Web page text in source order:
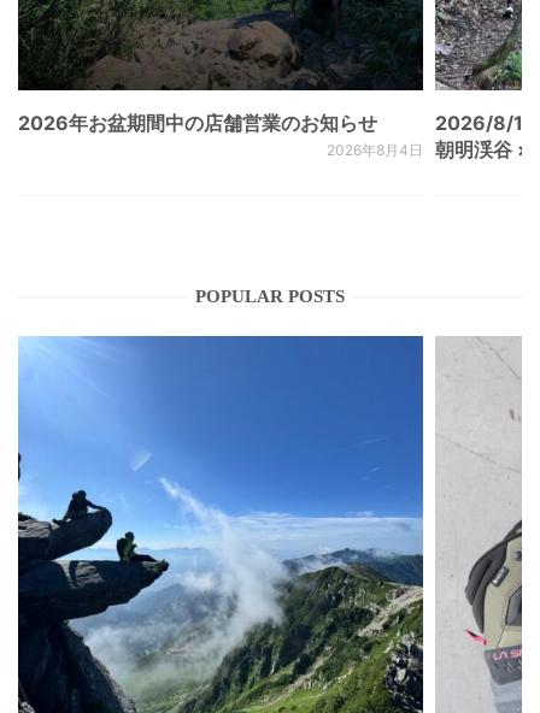
2026年お盆期間中の店舗営業のお知らせ
2026年8月4日
2026/8/
朝明渓谷 ×
POPULAR POSTS